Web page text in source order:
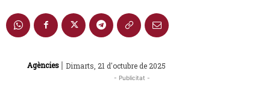
Agències | Dimarts, 21 d'octubre de 2025
- Publicitat -